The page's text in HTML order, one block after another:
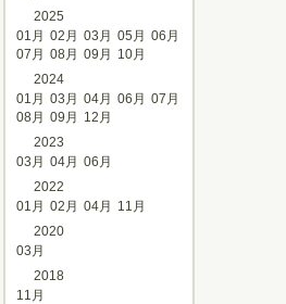
2025
01月 02月 03月 05月 06月
07月 08月 09月
10月
2024
01月 03月 04月 06月 07月
08月 09月
12月
2023
03月 04月 06月
2022
01月 02月 04月
11月
2020
03月
2018
11月